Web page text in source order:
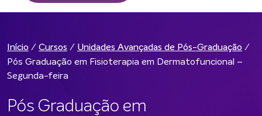
Início / Cursos / Unidades Avançadas de Pós-Graduação /
Pós Graduação em Fisioterapia em Dermatofuncional –
Segunda-feira
Pós Graduação em